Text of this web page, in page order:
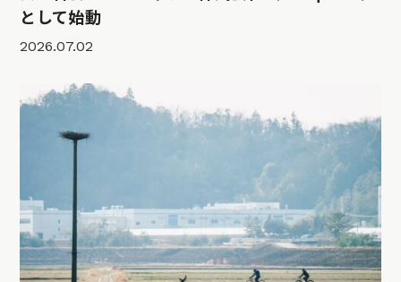
として始動
2026.07.02